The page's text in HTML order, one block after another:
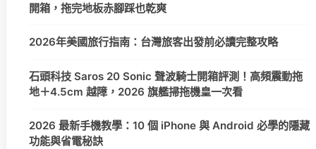
開箱，拖完地板赤腳踩也乾爽
2026年美國旅行指南：台灣旅客出發前必讀完整攻略
石頭科技 Saros 20 Sonic 聲波騎士開箱評測！高頻震動拖
地＋4.5cm 越障，2026 旗艦掃拖機皇一次看
2026 最新手機教學：10 個 iPhone 與 Android 必學的隱藏
功能與省電秘訣